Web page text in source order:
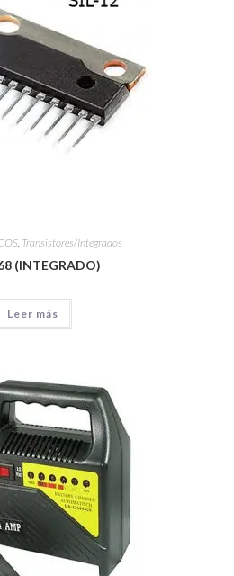
Transistores/Integrados
(INTEGRADO)
Leer más